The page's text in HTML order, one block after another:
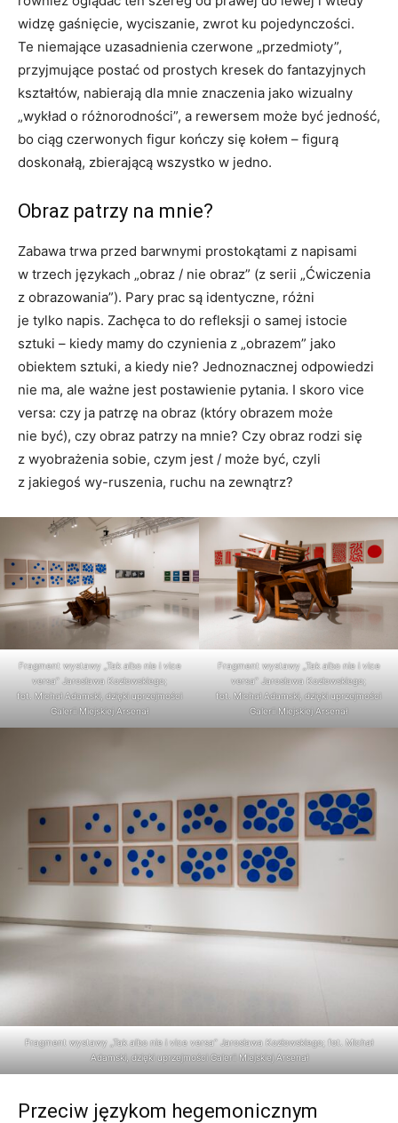
widzę gaśnięcie, wyciszanie, zwrot ku pojedynczości.
Te niemające uzasadnienia czerwone „przedmioty”,
przyjmujące postać od prostych kresek do fantazyjnych
kształtów, nabierają dla mnie znaczenia jako wizualny
„wykład o różnorodności”, a rewersem może być jedność,
bo ciąg czerwonych figur kończy się kołem – figurą
doskonałą, zbierającą wszystko w jedno.
Obraz patrzy na mnie?
Zabawa trwa przed barwnymi prostokątami z napisami
w trzech językach „obraz / nie obraz” (z serii „Ćwiczenia
z obrazowania”). Pary prac są identyczne, różni
je tylko napis. Zachęca to do refleksji o samej istocie
sztuki – kiedy mamy do czynienia z „obrazem” jako
obiektem sztuki, a kiedy nie? Jednoznacznej odpowiedzi
nie ma, ale ważne jest postawienie pytania. I skoro vice
versa: czy ja patrzę na obraz (który obrazem może
nie być), czy obraz patrzy na mnie? Czy obraz rodzi się
z wyobrażenia sobie, czym jest / może być, czyli
z jakiegoś wy-ruszenia, ruchu na zewnątrz?
Fragment wystawy „Tak albo nie i vice
versa” Jarosława Kozłowskiego;
fot. Michał Adamski, dzięki uprzejmości
Galerii Miejskiej Arsenał
Fragment wystawy „Tak albo nie i vice
versa” Jarosława Kozłowskiego;
fot. Michał Adamski, dzięki uprzejmości
Galerii Miejskiej Arsenał
Fragment wystawy „Tak albo nie i vice versa” Jarosława Kozłowskiego; fot. Michał
Adamski, dzięki uprzejmości Galerii Miejskiej Arsenał
Przeciw językom hegemonicznym